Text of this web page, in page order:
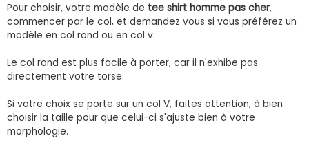
Pour choisir, votre modèle de tee shirt homme pas cher,
commencer par le col, et demandez vous si vous préférez un
modèle en col rond ou en col v.
Le col rond est plus facile à porter, car il n'exhibe pas
directement votre torse.
Si votre choix se porte sur un col V, faites attention, à bien
choisir la taille pour que celui-ci s'ajuste bien à votre
morphologie.